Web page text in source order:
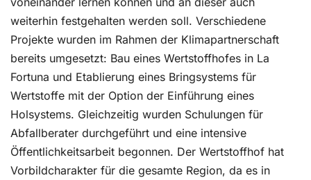
weiterhin festgehalten werden soll. Verschiedene
Projekte wurden im Rahmen der Klimapartnerschaft
bereits umgesetzt: Bau eines Wertstoffhofes in La
Fortuna und Etablierung eines Bringsystems für
Wertstoffe mit der Option der Einführung eines
Holsystems. Gleichzeitig wurden Schulungen für
Abfallberater durchgeführt und eine intensive
Öffentlichkeitsarbeit begonnen. Der Wertstoffhof hat
Vorbildcharakter für die gesamte Region, da es in